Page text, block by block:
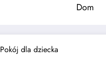
Dom
Pokój dla dziecka